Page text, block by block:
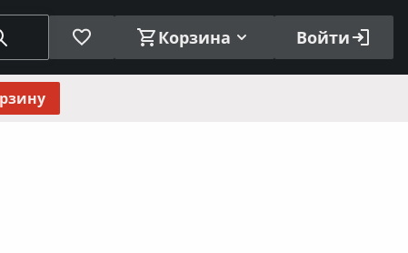
Корзина Войти